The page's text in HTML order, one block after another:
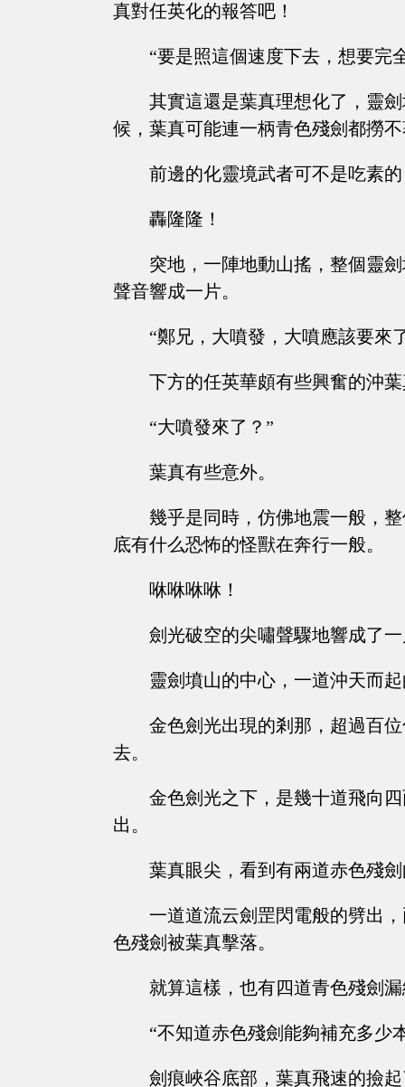
真對任英化的報答吧！
“要是照這個速度下去，想要完
其實這還是葉真理想化了，靈
候，葉真可能連一柄青色殘劍都撈
前邊的化靈境武者可不是吃素
轟隆隆！
突地，一陣地動山搖，整個靈
聲音響成一片。
“鄭兄，大噴發，大噴應該要來
下方的任英華頗有些興奮的沖
“大噴發來了？”
葉真有些意外。
幾乎是同時，仿佛地震一般，
底有什么恐怖的怪獸在奔行一般。
咻咻咻咻！
劍光破空的尖嘯聲驟地響成了
靈劍墳山的中心，一道沖天而
金色劍光出現的剎那，超過百
去。
金色劍光之下，是幾十道飛向
出。
葉真眼尖，看到有兩道赤色殘
一道道流云劍罡閃電般的劈出
色殘劍被葉真擊落。
就算這樣，也有四道青色殘劍
“不知道赤色殘劍能夠補充多少
劍痕峽谷底部，葉真飛速的撿